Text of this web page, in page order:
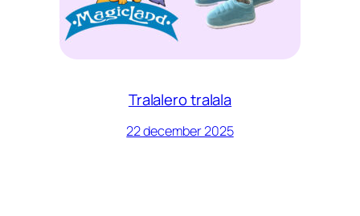
Tralalero tralala
22 december 2025